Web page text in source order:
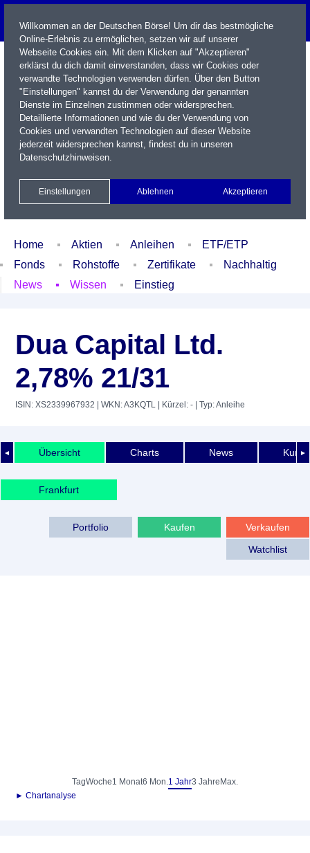
Name / WKN / ISIN / Kürzel
Xetra Realtime
Watchlist Portfolio Login
Home Aktien Anleihen
ETF/ETP
Fonds
Rohstoffe Zertifikate
Nachhaltig
News
Wissen Einstieg
Dua Capital Ltd.
2,78% 21/31
ISIN: XS2339967932 | WKN: A3KQTL | Kürzel: - | Typ: Anleihe
◄ ►
Übersicht Charts News
Frankfurt
Verkaufen
Kaufen
Portfolio
Watchlist
TagWoche1 Monat6 Mon.1 Jahr3 Jahre Max.
► Chartanalyse
Willkommen an der Deutschen Börse! Um dir das bestmögliche
Online-Erlebnis zu ermöglichen, setzen wir auf unserer
Webseite Cookies ein. Mit dem Klicken auf "Akzeptieren"
erklärst du dich damit einverstanden, dass wir Cookies oder
verwandte Technologien verwenden dürfen. Über den Button
"Einstellungen" kannst du der Verwendung der genannten
Dienste im Einzelnen zustimmen oder widersprechen.
Detaillierte Informationen und wie du der Verwendung von
Cookies und verwandten Technologien auf dieser Website
jederzeit widersprechen kannst, findest du in unseren
Datenschutzhinweisen.
Einstellungen Ablehnen Akzeptieren